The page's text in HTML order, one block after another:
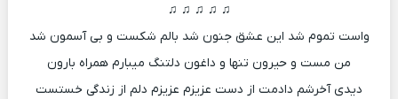
♫ ♫ ♫ ♫ ♫
واست تموم شد این عشق جنون شد بالم شکست و بی آسمون شد
من مست و حیرون تنها و داغون دلتنگ میبارم همراه بارون
دیدی آخرشم دادمت از دست عزیزم عزیزم دلم از زندگی خستست